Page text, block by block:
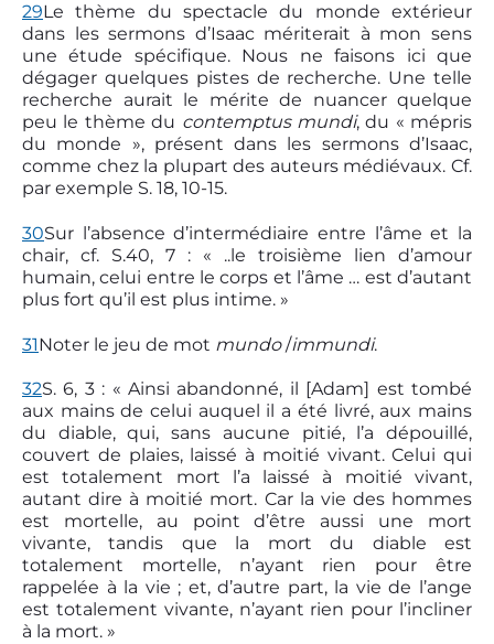
29Le thème du spectacle du monde extérieur
dans les sermons d’Isaac mériterait à mon sens
une étude spécifique. Nous ne faisons ici que
dégager quelques pistes de recherche. Une telle
recherche aurait le mérite de nuancer quelque
peu le thème du contemptus mundi, du « mépris
du monde », présent dans les sermons d’Isaac,
comme chez la plupart des auteurs médiévaux. Cf.
par exemple S. 18, 10-15.
30Sur l’absence d’intermédiaire entre l’âme et la
chair, cf. S.40, 7 : « ..le troisième lien d’amour
humain, celui entre le corps et l’âme … est d’autant
plus fort qu’il est plus intime. »
31Noter le jeu de mot mundo/immundi.
32S. 6, 3 : « Ainsi abandonné, il [Adam] est tombé
aux mains de celui auquel il a été livré, aux mains
du diable, qui, sans aucune pitié, l’a dépouillé,
couvert de plaies, laissé à moitié vivant. Celui qui
est totalement mort l’a laissé à moitié vivant,
autant dire à moitié mort. Car la vie des hommes
est mortelle, au point d’être aussi une mort
vivante, tandis que la mort du diable est
totalement mortelle, n’ayant rien pour être
rappelée à la vie ; et, d’autre part, la vie de l’ange
est totalement vivante, n’ayant rien pour l’incliner
à la mort. »